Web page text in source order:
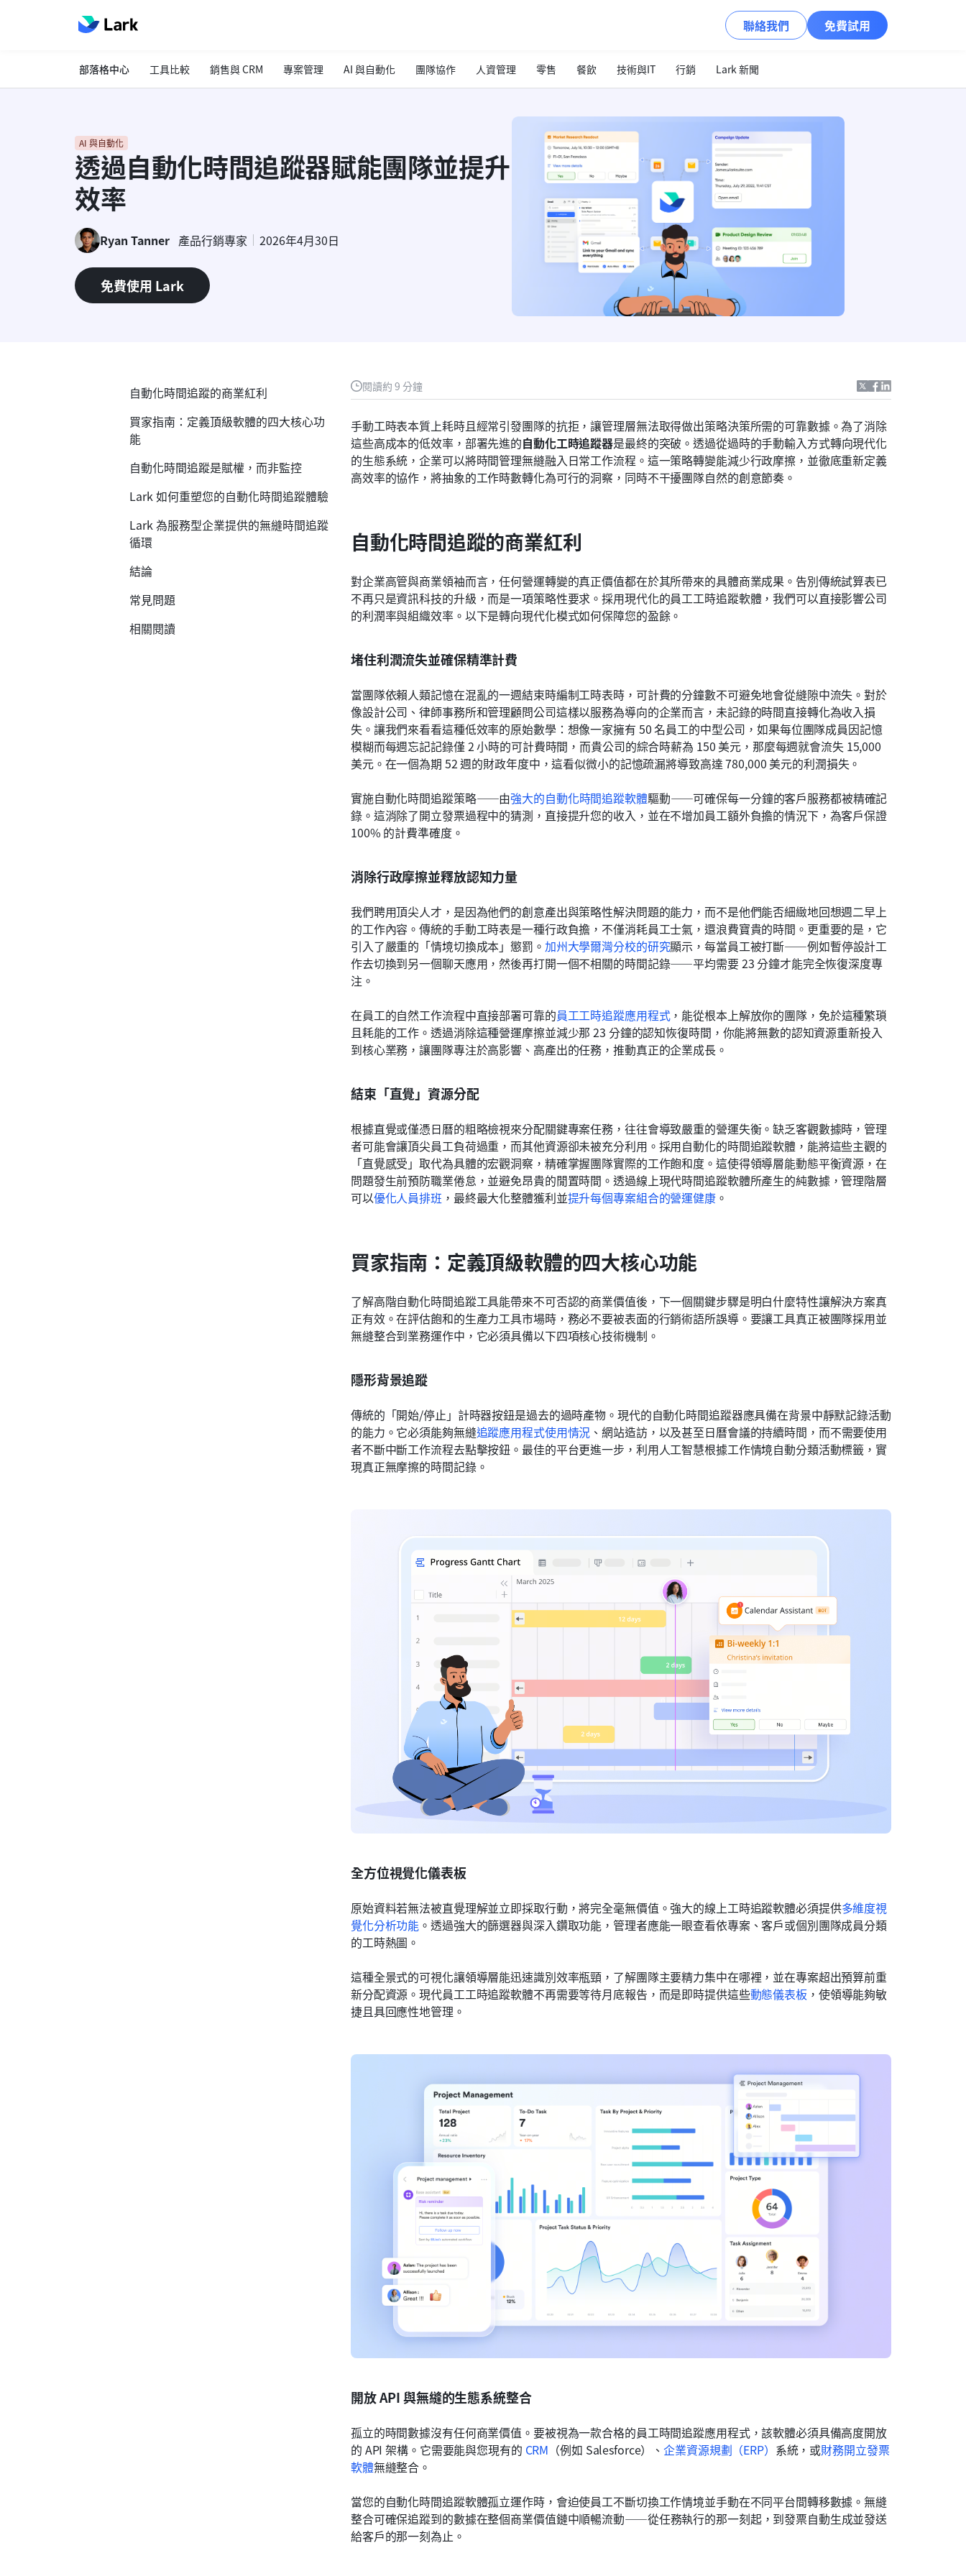
聯絡我們 免費試用
部落格中心 工具比較 銷售與 CRM 專案管理 AI 與自動化 團隊協作 人資管理 零售 餐飲 技術與IT 行銷 Lark 新聞
AI 與自動化
透過自動化時間追蹤器賦能團隊並提升
效率
Ryan Tanner 產品行銷專家 2026年4月30日
免費使用 Lark
閱讀約 9 分鐘
手動工時表本質上耗時且經常引發團隊的抗拒，讓管理層無法取得做出策略決策所需的可靠數據。為了消除
這些高成本的低效率，部署先進的自動化工時追蹤器是最終的突破。透過從過時的手動輸入方式轉向現代化
的生態系統，企業可以將時間管理無縫融入日常工作流程。這一策略轉變能減少行政摩擦，並徹底重新定義
高效率的協作，將抽象的工作時數轉化為可行的洞察，同時不干擾團隊自然的創意節奏。
自動化時間追蹤的商業紅利
對企業高管與商業領袖而言，任何營運轉變的真正價值都在於其所帶來的具體商業成果。告別傳統試算表已
不再只是資訊科技的升級，而是一項策略性要求。採用現代化的員工工時追蹤軟體，我們可以直接影響公司
的利潤率與組織效率。以下是轉向現代化模式如何保障您的盈餘。
堵住利潤流失並確保精準計費
當團隊依賴人類記憶在混亂的一週結束時編制工時表時，可計費的分鐘數不可避免地會從縫隙中流失。對於
像設計公司、律師事務所和管理顧問公司這樣以服務為導向的企業而言，未記錄的時間直接轉化為收入損
失。讓我們來看看這種低效率的原始數學：想像一家擁有 50 名員工的中型公司，如果每位團隊成員因記憶
模糊而每週忘記記錄僅 2 小時的可計費時間，而貴公司的綜合時薪為 150 美元，那麼每週就會流失 15,000
美元。在一個為期 52 週的財政年度中，這看似微小的記憶疏漏將導致高達 780,000 美元的利潤損失。
實施自動化時間追蹤策略——由強大的自動化時間追蹤軟體驅動——可確保每一分鐘的客戶服務都被精確記
錄。這消除了開立發票過程中的猜測，直接提升您的收入，並在不增加員工額外負擔的情況下，為客戶保證
100% 的計費準確度。
消除行政摩擦並釋放認知力量
我們聘用頂尖人才，是因為他們的創意產出與策略性解決問題的能力，而不是他們能否細緻地回想週二早上
的工作內容。傳統的手動工時表是一種行政負擔，不僅消耗員工士氣，還浪費寶貴的時間。更重要的是，它
引入了嚴重的「情境切換成本」懲罰。 加州大學爾灣分校的研究顯示，每當員工被打斷——例如暫停設計工
作去切換到另一個聊天應用，然後再打開一個不相關的時間記錄——平均需要 23 分鐘才能完全恢復深度專
注。
在員工的自然工作流程中直接部署可靠的員工工時追蹤應用程式，能從根本上解放你的團隊，免於這種繁瑣
且耗能的工作。透過消除這種營運摩擦並減少那 23 分鐘的認知恢復時間，你能將無數的認知資源重新投入
到核心業務，讓團隊專注於高影響、高產出的任務，推動真正的企業成長。
結束「直覺」資源分配
根據直覺或僅憑日曆的粗略檢視來分配關鍵專案任務，往往會導致嚴重的營運失衡。缺乏客觀數據時，管理
者可能會讓頂尖員工負荷過重，而其他資源卻未被充分利用。採用自動化的時間追蹤軟體，能將這些主觀的
「直覺感受」取代為具體的宏觀洞察，精確掌握團隊實際的工作飽和度。這使得領導層能動態平衡資源，在
問題發生前預防職業倦怠，並避免昂貴的閒置時間。透過線上現代時間追蹤軟體所產生的純數據，管理階層
可以優化人員排班 ，最終最大化整體獲利並提升每個專案組合的營運健康。
買家指南：定義頂級軟體的四大核心功能
了解高階自動化時間追蹤工具能帶來不可否認的商業價值後，下一個關鍵步驟是明白什麼特性讓解決方案真
正有效。在評估飽和的生產力工具市場時，務必不要被表面的行銷術語所誤導。要讓工具真正被團隊採用並
無縫整合到業務運作中，它必須具備以下四項核心技術機制。
隱形背景追蹤
傳統的「開始/停止」計時器按鈕是過去的過時產物。現代的自動化時間追蹤器應具備在背景中靜默記錄活動
的能力。它必須能夠無縫追蹤應用程式使用情況 、網站造訪，以及甚至日曆會議的持續時間，而不需要使用
者不斷中斷工作流程去點擊按鈕。最佳的平台更進一步，利用人工智慧根據工作情境自動分類活動標籤，實
現真正無摩擦的時間記錄。
全方位視覺化儀表板
原始資料若無法被直覺理解並立即採取行動，將完全毫無價值。強大的線上工時追蹤軟體必須提供多維度視
覺化分析功能 。透過強大的篩選器與深入鑽取功能，管理者應能一眼查看依專案、客戶或個別團隊成員分類
的工時熱圖。
這種全景式的可視化讓領導層能迅速識別效率瓶頸，了解團隊主要精力集中在哪裡，並在專案超出預算前重
新分配資源。現代員工工時追蹤軟體不再需要等待月底報告，而是即時提供這些動態儀表板 ，使領導能夠敏
捷且具回應性地管理。
開放 API 與無縫的生態系統整合
孤立的時間數據沒有任何商業價值。要被視為一款合格的員工時間追蹤應用程式，該軟體必須具備高度開放
的 API 架構。它需要能與您現有的 CRM （例如 Salesforce）、企業資源規劃（ERP） 系統，或財務開立發票
軟體無縫整合。
當您的自動化時間追蹤軟體孤立運作時，會迫使員工不斷切換工作情境並手動在不同平台間轉移數據。無縫
整合可確保追蹤到的數據在整個商業價值鏈中順暢流動——從任務執行的那一刻起，到發票自動生成並發送
給客戶的那一刻為止。
自動化時間追蹤的商業紅利
買家指南：定義頂級軟體的四大核心功
能
自動化時間追蹤是賦權，而非監控
Lark 如何重塑您的自動化時間追蹤體驗
Lark 為服務型企業提供的無縫時間追蹤
循環
結論
常見問題
相關閱讀